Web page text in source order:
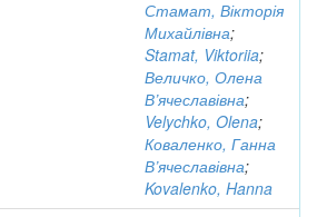
Стамат, Вікторія
Михайлівна;
Stamat, Viktoriia;
Величко, Олена
В’ячеславівна;
Velychko, Olena;
Коваленко, Ганна
В’ячеславівна;
Kovalenko, Hanna